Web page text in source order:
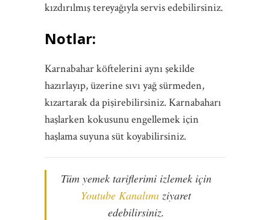
kızdırılmış tereyağıyla servis edebilirsiniz.
Notlar:
Karnabahar köftelerini aynı şekilde
hazırlayıp, üzerine sıvı yağ sürmeden,
kızartarak da pişirebilirsiniz. Karnabaharı
haşlarken kokusunu engellemek için
haşlama suyuna süt koyabilirsiniz.
Tüm yemek tariflerimi izlemek için
Youtube Kanalımı ziyaret
edebilirsiniz.